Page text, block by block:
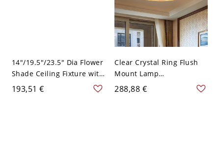
14"/19.5"/23.5" Dia Flower
Shade Ceiling Fixture with
Crystal Bead Modern LED
Gold Flush Light in
193,51 €
Clear Crystal Ring Flush
Mount Lamp
Contemporary 4/5 Heads
Ceiling Mounted Fixture
288,88 €